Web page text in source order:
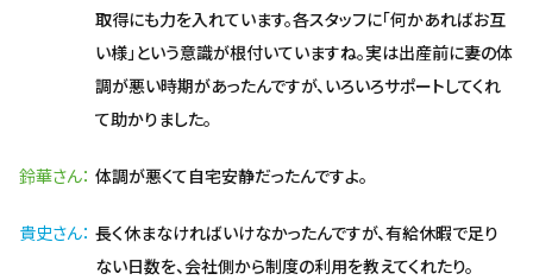
取得にも力を入れています。各スタッフに「何かあればお互
い様」という意識が根付いていますね。実は出産前に妻の体
調が悪い時期があったんですが、いろいろサポートしてくれ
て助かりました。
鈴華さん 体調が悪くて自宅安静だったんですよ。
貴史さん 長く休まなければいけなかったんですが、有給休暇で足り
ない日数を、会社側から制度の利用を教えてくれたり。